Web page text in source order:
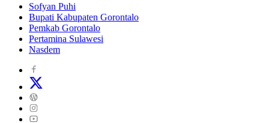
Sofyan Puhi
Bupati Kabupaten Gorontalo
Pemkab Gorontalo
Pertamina Sulawesi
Nasdem